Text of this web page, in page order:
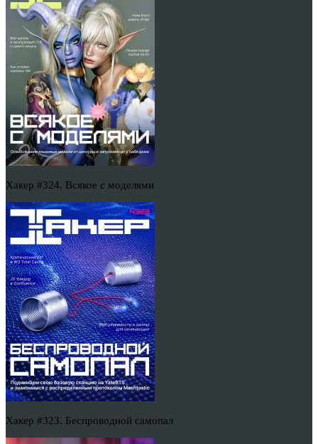
Хакер #324. Всякое с моделями
Хакер #323. Беспроводной самопал